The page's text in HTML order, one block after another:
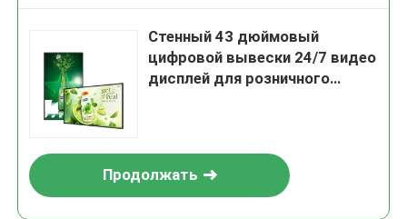
Стенный 43 дюймовый
цифровой вывески 24/7 видео
дисплей для розничного
Продолжать